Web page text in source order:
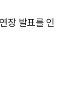
장 발표를 인